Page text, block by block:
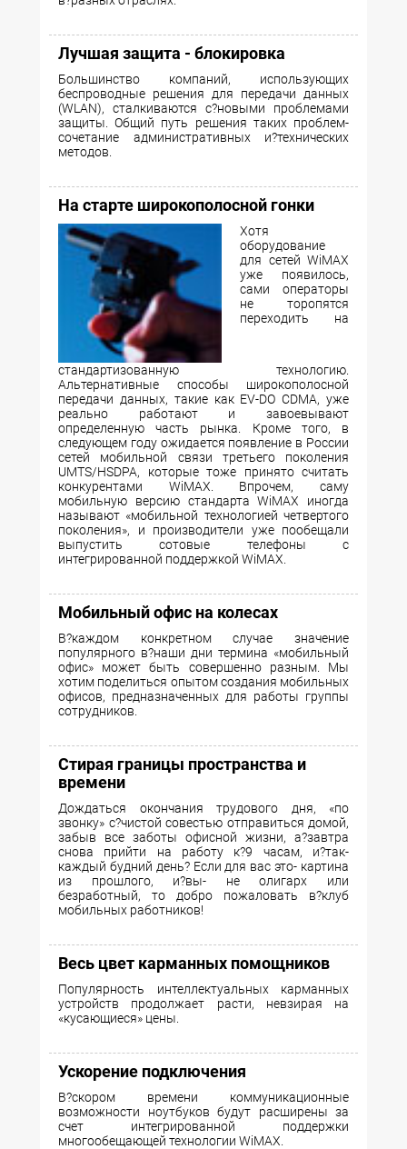
Лучшая защита - блокировка
Большинство компаний, использующих
беспроводные решения для передачи данных
(WLAN), сталкиваются с?новыми проблемами
защиты. Общий путь решения таких проблем-
сочетание административных и?технических
методов.
На старте широкополосной гонки
Хотя
оборудование
для сетей WiMAX
уже появилось,
сами операторы
не торопятся
переходить на
стандартизованную технологию.
Альтернативные способы широкополосной
передачи данных, такие как EV-DO CDMA, уже
реально работают и завоевывают
определенную часть рынка. Кроме того, в
следующем году ожидается появление в России
сетей мобильной связи третьего поколения
UMTS/HSDPA, которые тоже принято считать
конкурентами WiMAX. Впрочем, саму
мобильную версию стандарта WiMAX иногда
называют «мобильной технологией четвертого
поколения», и производители уже пообещали
выпустить сотовые телефоны с
интегрированной поддержкой WiMAX.
Мобильный офис на колесах
В?каждом конкретном случае значение
популярного в?наши дни термина «мобильный
офис» может быть совершенно разным. Мы
хотим поделиться опытом создания мобильных
офисов, предназначенных для работы группы
сотрудников.
Стирая границы пространства и
времени
Дождаться окончания трудового дня, «по
звонку» с?чистой совестью отправиться домой,
забыв все заботы офисной жизни, а?завтра
снова прийти на работу к?9 часам, и?так-
каждый будний день? Если для вас это- картина
из прошлого, и?вы- не олигарх или
безработный, то добро пожаловать в?клуб
мобильных работников!
Весь цвет карманных помощников
Популярность интеллектуальных карманных
устройств продолжает расти, невзирая на
«кусающиеся» цены.
Ускорение подключения
В?скором времени коммуникационные
возможности ноутбуков будут расширены за
счет интегрированной поддержки
многообещающей технологии WiMAX.